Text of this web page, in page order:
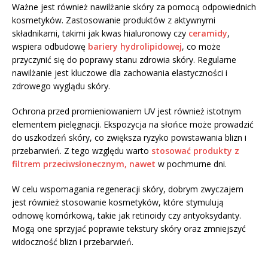
Ważne jest również nawilżanie skóry za pomocą odpowiednich
kosmetyków. Zastosowanie produktów z aktywnymi
składnikami, takimi jak kwas hialuronowy czy ceramidy,
wspiera odbudowę bariery hydrolipidowej, co może
przyczynić się do poprawy stanu zdrowia skóry. Regularne
nawilżanie jest kluczowe dla zachowania elastyczności i
zdrowego wyglądu skóry.
Ochrona przed promieniowaniem UV jest również istotnym
elementem pielęgnacji. Ekspozycja na słońce może prowadzić
do uszkodzeń skóry, co zwiększa ryzyko powstawania blizn i
przebarwień. Z tego względu warto stosować produkty z
filtrem przeciwsłonecznym, nawet w pochmurne dni.
W celu wspomagania regeneracji skóry, dobrym zwyczajem
jest również stosowanie kosmetyków, które stymulują
odnowę komórkową, takie jak retinoidy czy antyoksydanty.
Mogą one sprzyjać poprawie tekstury skóry oraz zmniejszyć
widoczność blizn i przebarwień.